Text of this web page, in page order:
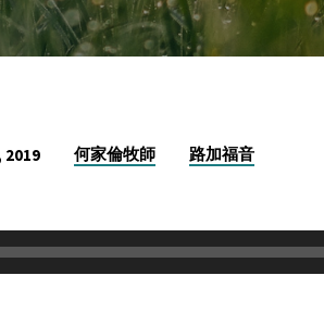
2019 何家倫牧師 路加福音